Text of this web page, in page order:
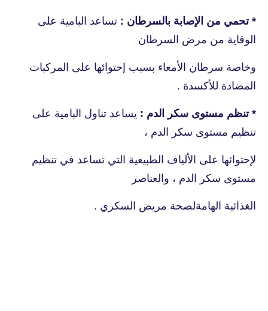
* تحمي من الإصابة بالسرطان : تساعد البامية على
الوقاية من مرض السرطان
وخاصة سرطان الأمعاء بسبب إحتوائها على المركبات
المضادة للأكسدة .
* تنظم مستوى سكر الدم : يساعد تناول البامية على
تنظيم مستوى سكر الدم ،
لإحتوائها على الألياف الطبيعية التي تساعد في تنظيم
مستوى سكر الدم ، والعناصر
الغذائية الهامةلصحة مريض السكري .